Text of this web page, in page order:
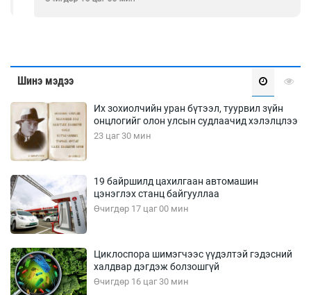
Шинэ мэдээ
Их зохиолчийн уран бүтээл, туурвил зүйн
онцлогийг олон улсын судлаачид хэлэлцлээ
23 цаг 30 мин
19 байршилд цахилгаан автомашин
цэнэглэх станц байгууллаа
Өчигдөр 17 цаг 00 мин
Циклоспора шимэгчээс үүдэлтэй гэдэсний
халдвар дэгдэж болзошгүй
Өчигдөр 16 цаг 30 мин